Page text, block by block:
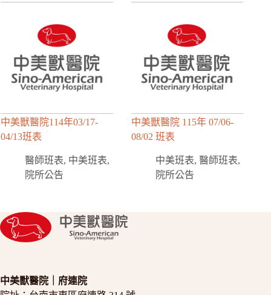
中美獸醫院114年03/17-
04/13班表
醫師班表, 中美班表,
院所公告
中美獸醫院 115年 07/06-
08/02 班表
中美班表, 醫師班表,
院所公告
中美獸醫院｜府連院